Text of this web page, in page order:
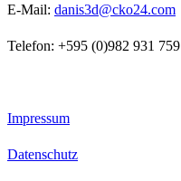
E-Mail: danis3d@cko24.com
Telefon: +595 (0)982 931 759
Impressum
Datenschutz